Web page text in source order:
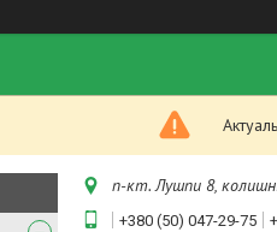
п-кт. Лушпи 8,
+380 (50) 047-29-75